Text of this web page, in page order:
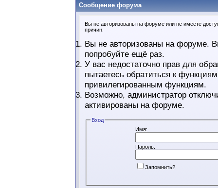
Сообщение форума
Вы не авторизованы на форуме или не имеете
причин:
Вы не авторизованы на форуме.
попробуйте ещё раз.
У вас недостаточно прав для
пытаетесь обратиться к
привилегированным функциям.
Возможно, администратор
активированы на форуме.
Вход
Имя:
Пароль:
Запомнить?